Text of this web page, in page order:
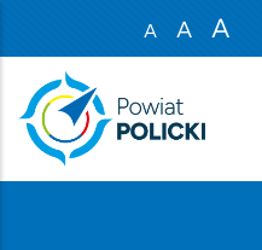
A
Set font size
A
A